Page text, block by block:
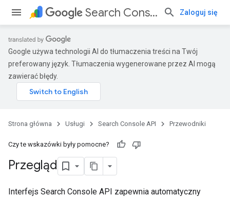
Search Console API Zaloguj się
Google używa technologii AI do tłumaczenia treści na Twój
preferowany język. Tłumaczenia wygenerowane przez AI mogą
zawierać błędy.
Strona główna Usługi Search Console API Przewodniki
Czy te wskazówki były pomocne?
Przegląd
Interfejs Search Console API zapewnia automatyczny